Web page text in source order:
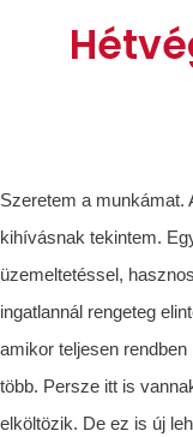
Szeretem a munkámat.
kihívásnak tekintem.
üzemeltetéssel,
ingatlannál rengeteg
amikor teljesen
több. Persze itt is
elköltözik. De ez is új